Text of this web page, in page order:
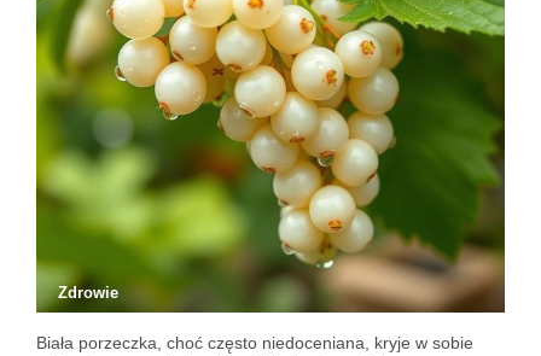
Zdrowie
Biała porzeczka, choć często niedoceniana, kryje w sobie